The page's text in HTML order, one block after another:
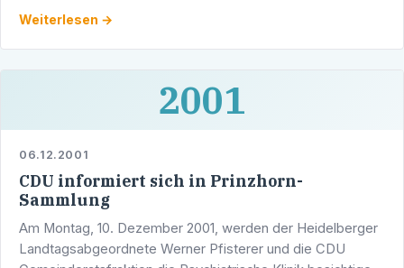
zumindest meinen.
Weiterlesen →
2001
06.12.2001
CDU informiert sich in Prinzhorn-
Sammlung
Am Montag, 10. Dezember 2001, werden der Heidelberger
Landtagsabgeordnete Werner Pfisterer und die CDU